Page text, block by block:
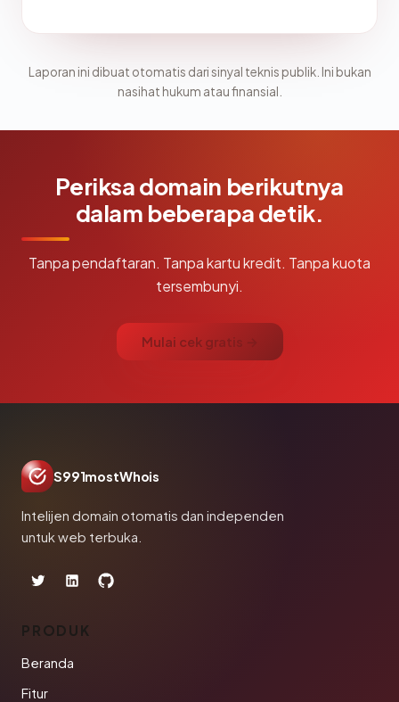
Laporan ini dibuat otomatis dari sinyal teknis publik. Ini bukan
nasihat hukum atau finansial.
Periksa domain berikutnya
dalam beberapa detik.
Tanpa pendaftaran. Tanpa kartu kredit. Tanpa kuota
tersembunyi.
Mulai cek gratis →
S991mostWhois
Intelijen domain otomatis dan independen
untuk web terbuka.
PRODUK
Beranda
Fitur